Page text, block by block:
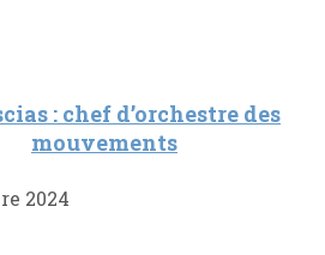
: chef d’orchestre des
mouvements
2024